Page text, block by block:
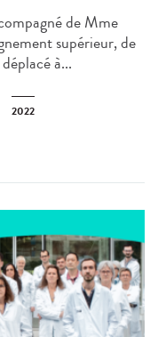
de Mme
supérieur, de
à...
2022